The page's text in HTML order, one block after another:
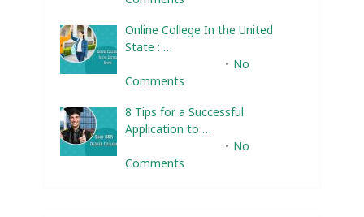
Online College In the United
State : …
No
Comments
8 Tips for a Successful
Application to …
No
Comments